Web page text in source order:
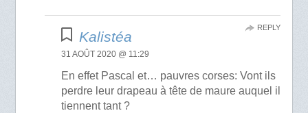
Kalistéa
31 AOÛT 2020 @ 11:29
En effet Pascal et… pauvres corses: Vont ils
perdre leur drapeau à tête de maure auquel il
tiennent tant ?
REPLY